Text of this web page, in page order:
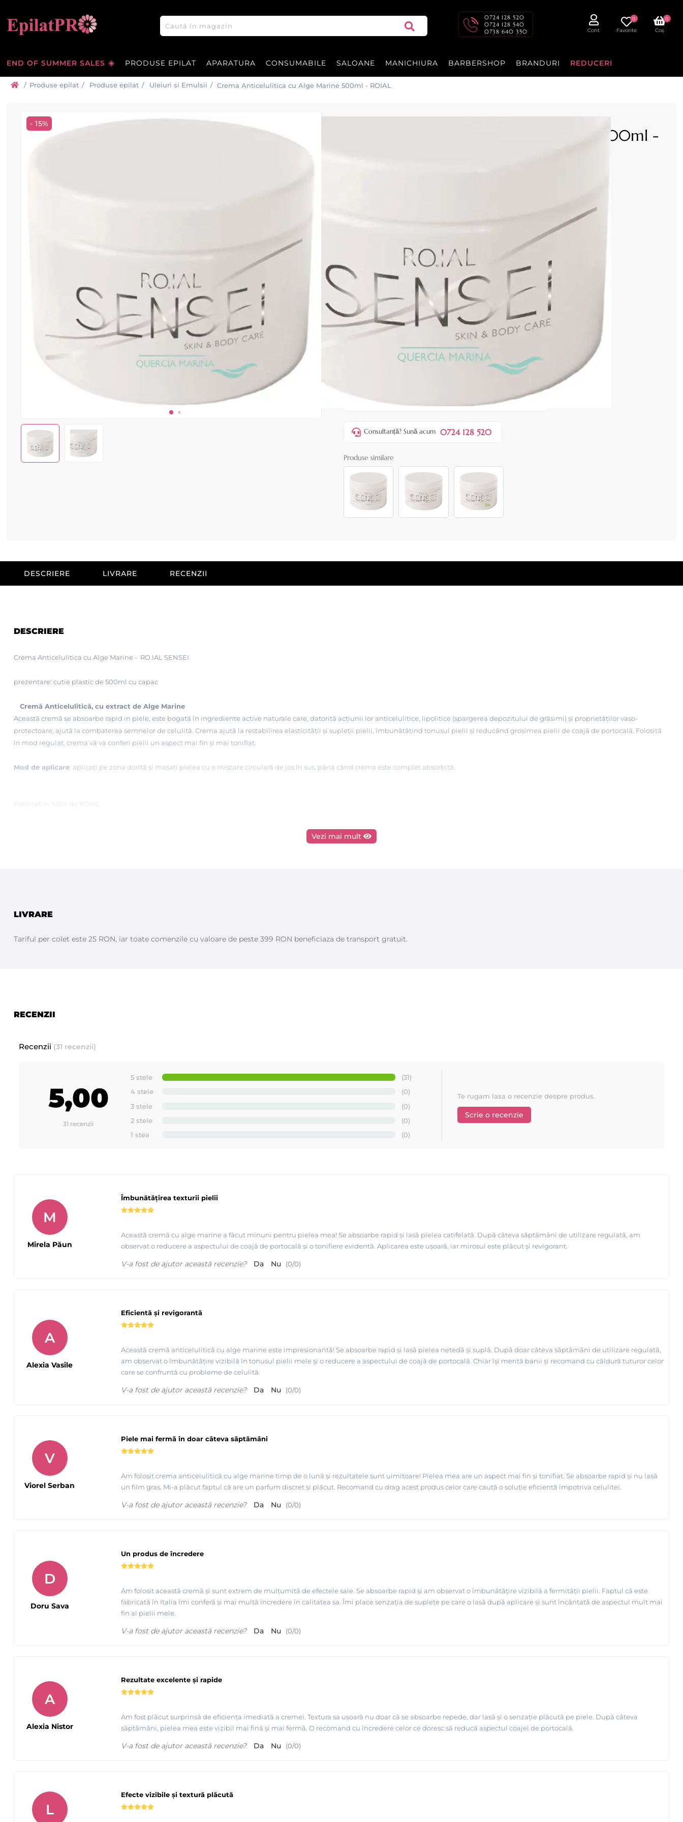
0724 128 520
0724 128 540
0738 640 350
Cont Favorite
0
Coș
0
END OF SUMMER SALES ☀️ PRODUSE EPILAT APARATURA CONSUMABILE SALOANE MANICHIURA BARBERSHOP BRANDURI REDUCERI
/ Produse epilat / Produse epilat / Uleiuri si Emulsii / Crema Anticelulitica cu Alge Marine 500ml - ROIAL
- 15%
Crema Anticelulitica cu Alge Marine 500ml -
31 recenzii
Cod produs: ERO164
În stoc
53,00 lei Preț: 45,00 lei
ADAUGĂ ÎN COȘ
Acest produs vă aduce 💰 puncte în valoare de de0,40 lei
Consultanță? Sună acum 0724 128 520
Produse similare
DESCRIERE LIVRARE RECENZII
DESCRIERE
Crema Anticelulitica cu Alge Marine - RO.IAL SENSEI
prezentare: cutie plastic de 500ml cu capac
Cremă Anticelulitică, cu extract de Alge Marine
Această cremă se absoarbe rapid in piele, este bogată în ingrediente active naturale care, datorită acțiunii lor anticelulitice, lipolitice (spargerea depozitului de grăsimi) și proprietăților vaso-
protectoare, ajută la combaterea semnelor de celulită. Crema ajută la restabilirea elasticității și supleții pielii, îmbunătățind tonusul pielii și reducând grosimea pielii de coajă de portocală. Folosită
în mod regulat, crema vă va conferi pielii un aspect mai fin și mai tonifiat.
Mod de aplicare: aplicați pe zona dorită și masați pielea cu o mișcare circulară de jos în sus, până când crema este complet absorbită.
Fabricat in Italia de ROIAL
Vezi mai mult
LIVRARE
Tariful per colet este 25 RON, iar toate comenzile cu valoare de peste 399 RON beneficiaza de transport gratuit.
RECENZII
Recenzii (31 recenzii)
5,00
31 recenzii
5 stele
(31)
4 stele
(0)
3 stele
(0)
2 stele
(0)
1 stea
(0)
Te rugam lasa o recenzie despre produs.
Scrie o recenzie
Îmbunătățirea texturii pielii
Această cremă cu alge marine a făcut minuni pentru pielea mea! Se absoarbe rapid și lasă pielea catifelată. După câteva săptămâni de utilizare regulată, am
observat o reducere a aspectului de coajă de portocală și o tonifiere evidentă. Aplicarea este ușoară, iar mirosul este plăcut și revigorant.
M
Mirela Păun
V-a fost de ajutor această recenzie? Da Nu (0/0)
Eficientă și revigorantă
Această cremă anticelulitică cu alge marine este impresionantă! Se absoarbe rapid și lasă pielea netedă și suplă. După doar câteva săptămâni de utilizare regulată,
am observat o îmbunătățire vizibilă în tonusul pielii mele și o reducere a aspectului de coajă de portocală. Chiar își merită banii și recomand cu căldură tuturor celor
care se confruntă cu probleme de celulită.
A
Alexia Vasile
V-a fost de ajutor această recenzie? Da Nu (0/0)
Piele mai fermă în doar câteva săptămâni
Am folosit crema anticelulitică cu alge marine timp de o lună și rezultatele sunt uimitoare! Pielea mea are un aspect mai fin și tonifiat. Se absoarbe rapid și nu lasă
un film gras. Mi-a plăcut faptul că are un parfum discret și plăcut. Recomand cu drag acest produs celor care caută o soluție eficientă împotriva celulitei.
V
Viorel Serban
V-a fost de ajutor această recenzie? Da Nu (0/0)
Un produs de încredere
Am folosit această cremă și sunt extrem de mulțumită de efectele sale. Se absoarbe rapid și am observat o îmbunătățire vizibilă a fermității pielii. Faptul că este
fabricată în Italia îmi conferă și mai multă încredere în calitatea sa. Îmi place senzația de suplețe pe care o lasă după aplicare și sunt încântată de aspectul mult mai
fin al pielii mele.
D
Doru Sava
V-a fost de ajutor această recenzie? Da Nu (0/0)
Rezultate excelente și rapide
Am fost plăcut surprinsă de eficiența imediată a cremei. Textura sa ușoară nu doar că se absoarbe repede, dar lasă și o senzație plăcută pe piele. După câteva
săptămâni, pielea mea este vizibil mai fină și mai fermă. O recomand cu încredere celor ce doresc să reducă aspectul coajei de portocală.
A
Alexia Nistor
V-a fost de ajutor această recenzie? Da Nu (0/0)
Efecte vizibile și textură plăcută
L